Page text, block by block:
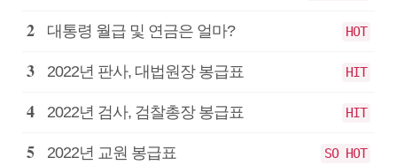
원
급
대통령 월급 및 연금은 얼마? HOT
2022년 판사, 대법원장 봉급표 HIT
2022년 검사, 검찰총장 봉급표 HIT
2022년 교원 봉급표 SO HOT